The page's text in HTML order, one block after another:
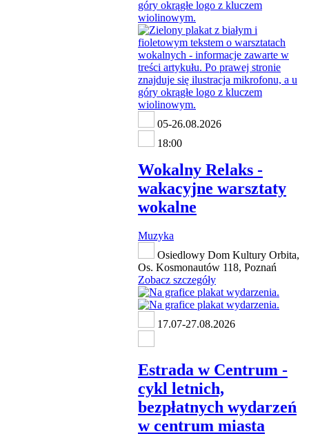
05-26.08.2026
18:00
Wokalny Relaks -
wakacyjne warsztaty
wokalne
Muzyka
Osiedlowy Dom Kultury Orbita,
Os. Kosmonautów 118, Poznań
Zobacz szczegóły
17.07-27.08.2026
Estrada w Centrum -
cykl letnich,
bezpłatnych wydarzeń
w centrum miasta